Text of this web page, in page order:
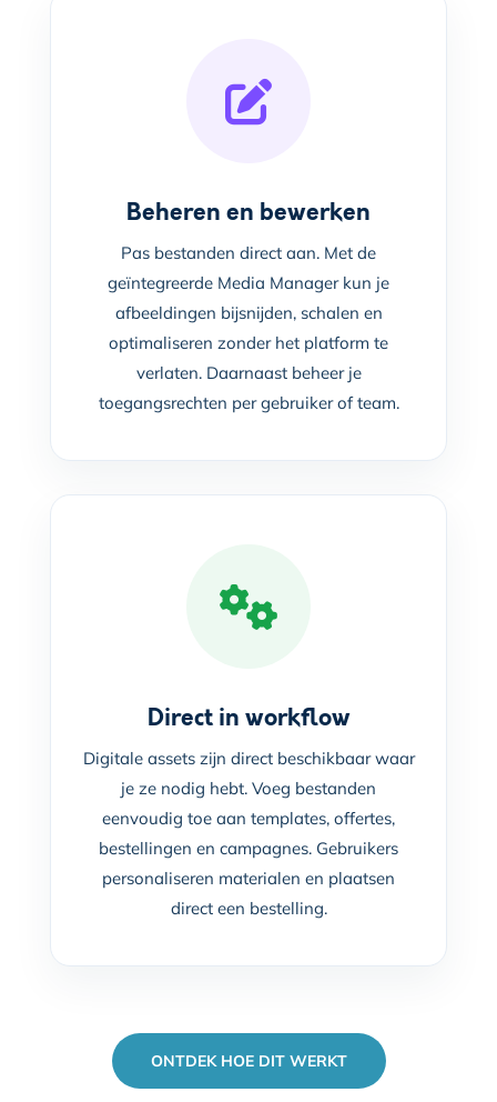
Beheren en bewerken
Pas bestanden direct aan. Met de
geïntegreerde Media Manager kun je
afbeeldingen bijsnijden, schalen en
optimaliseren zonder het platform te
verlaten. Daarnaast beheer je
toegangsrechten per gebruiker of team.
Direct in workflow
Digitale assets zijn direct beschikbaar waar
je ze nodig hebt. Voeg bestanden
eenvoudig toe aan templates, offertes,
bestellingen en campagnes. Gebruikers
personaliseren materialen en plaatsen
direct een bestelling.
ONTDEK HOE DIT WERKT